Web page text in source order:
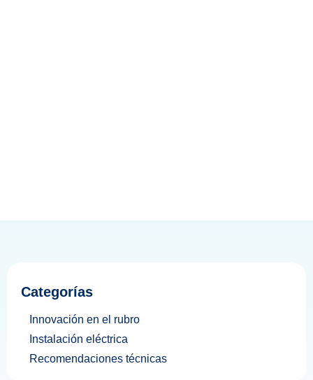
Categorías
Innovación en el rubro
Instalación eléctrica
Recomendaciones técnicas